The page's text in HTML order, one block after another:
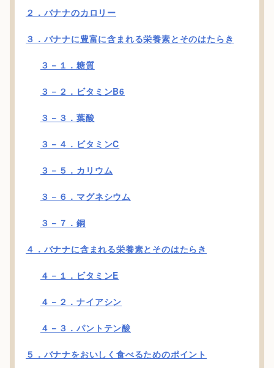
２．バナナのカロリー
３．バナナに豊富に含まれる栄養素とそのはたらき
３－１．糖質
３－２．ビタミンB6
３－３．葉酸
３－４．ビタミンC
３－５．カリウム
３－６．マグネシウム
３－７．銅
４．バナナに含まれる栄養素とそのはたらき
４－１．ビタミンE
４－２．ナイアシン
４－３．パントテン酸
５．バナナをおいしく食べるためのポイント